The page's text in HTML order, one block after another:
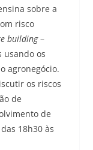
sobre a
risco
building–
usando os
agronegócio.
os riscos
de
de
18h30 às